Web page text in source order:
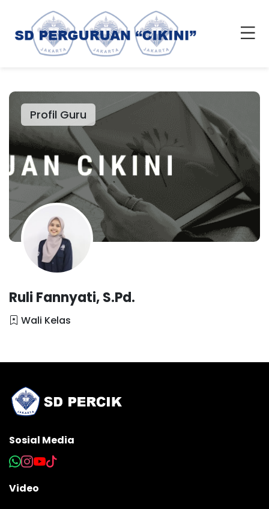
Profil Guru
Ruli Fannyati, S.Pd.
Wali Kelas
Sosial Media
Video